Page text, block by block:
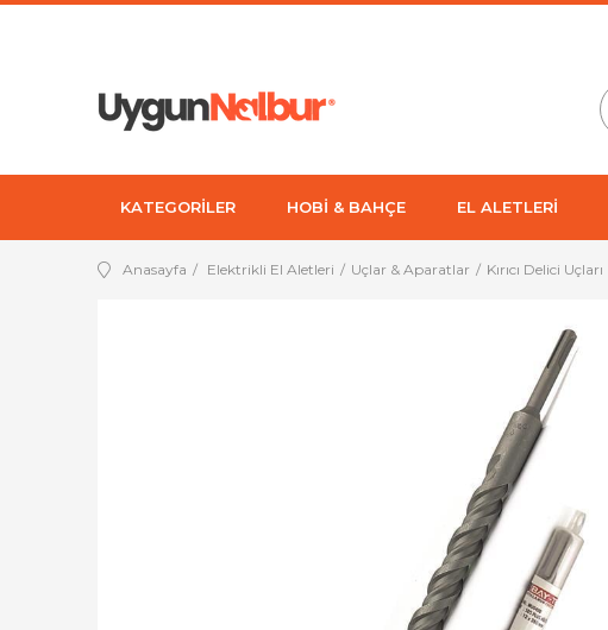
KATEGORİLER HOBİ & BAHÇE EL ALETLERİ
Anasayfa Elektrikli El Aletleri Uçlar & Aparatlar Kırıcı Delici Uçları